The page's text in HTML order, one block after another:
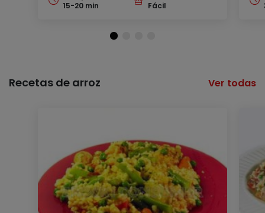
15-20 min
Fácil
Recetas de arroz Ver todas